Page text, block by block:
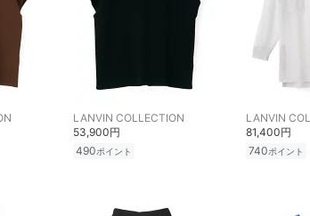
LANVIN COLLECTION
53,900円
490ポイント
LANVIN
81,400円
740ポイント